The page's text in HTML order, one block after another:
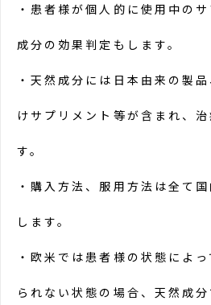
・患者様が個人的に使用中の
成分の効果判定もします。
・天然成分には日本由来の製
けサプリメント等が含まれ、
す。
・購入方法、服用方法は全て
します。
・欧米では患者様の状態によ
られない状態の場合、天然成